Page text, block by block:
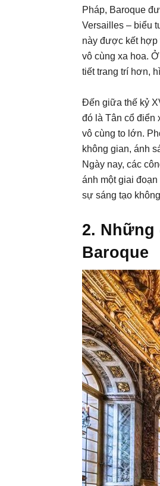
Pháp, Baroque
Versailles – biểu
này được kết hợp
vô cùng xa hoa.
tiết trang trí hơn,
Đến giữa thế kỷ
đó là Tân cổ điển
vô cùng to lớn.
không gian, ánh
Ngày nay, các
ánh một giai
sự sáng tạo
2. Những
Baroque